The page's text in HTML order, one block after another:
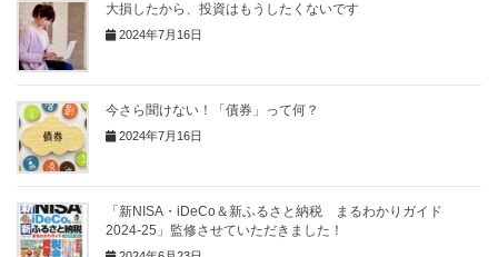
大損したから、投資はもうしたくないです
2024年7月16日
今さら聞けない！「債券」って何？
2024年7月16日
「新NISA・iDeCo＆新ふるさと納税 まるわかりガイド
2024-25」監修させていただきました！